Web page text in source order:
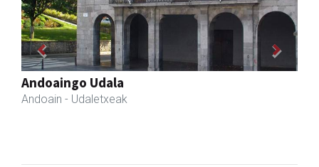
Andoaingo Udala
Andoain - Udaletxeak
Previous Next